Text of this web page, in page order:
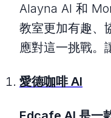
Alayna AI 和
教室更加有趣、
應對這一挑戰。
愛德咖啡 AI